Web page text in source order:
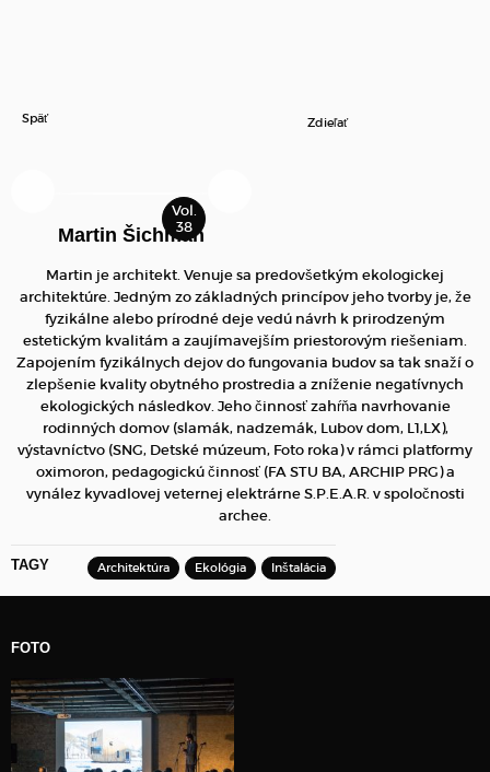
Späť Zdieľať
Martin Šichman
Martin je architekt. Venuje sa predovšetkým ekologickej
architektúre. Jedným zo základných princípov jeho tvorby je, že
fyzikálne alebo prírodné deje vedú návrh k prirodzeným
estetickým kvalitám a zaujímavejším priestorovým riešeniam.
Zapojením fyzikálnych dejov do fungovania budov sa tak snaží o
zlepšenie kvality obytného prostredia a zníženie negatívnych
ekologických následkov. Jeho činnosť zahŕňa navrhovanie
rodinných domov (slamák, nadzemák, Lubov dom, L1,LX),
výstavníctvo (SNG, Detské múzeum, Foto roka) v rámci platformy
oximoron, pedagogickú činnosť (FA STU BA, ARCHIP PRG) a
vynález kyvadlovej veternej elektrárne S.P.E.A.R. v spoločnosti
archee.
TAGY Architektúra Ekológia Inštalácia
FOTO